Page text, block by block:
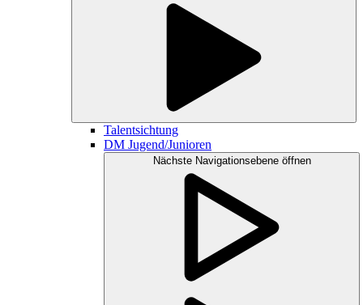
Talentsichtung
DM Jugend/Junioren
Nächste Navigationsebene öffnen